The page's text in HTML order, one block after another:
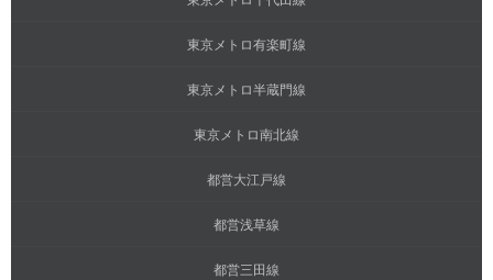
東京メトロ有楽町線
東京メトロ半蔵門線
東京メトロ南北線
都営大江戸線
都営浅草線
都営三田線